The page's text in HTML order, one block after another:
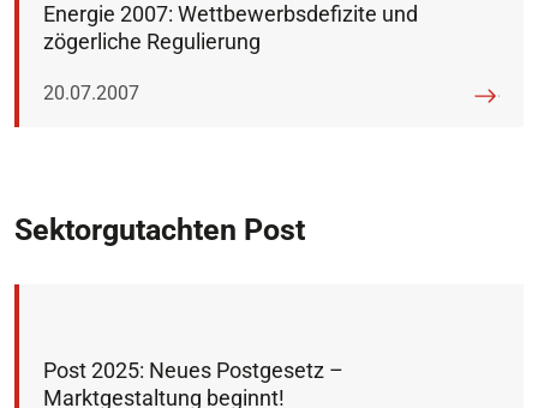
Energie 2007: Wettbewerbsdefizite und
zögerliche Regulierung
Veröffentlicht am:
20.07.2007
Sektorgutachten Post
Post 2025: Neues Postgesetz –
Marktgestaltung beginnt!